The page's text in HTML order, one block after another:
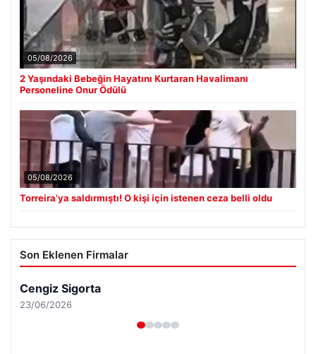
05/08/2026
2 Yaşındaki Bebeğin Hayatını Kurtaran Havalimanı
Personeline Onur Ödülü
05/08/2026
Torreira’ya saldırmıştı! O kişi için istenen ceza belli oldu
Son Eklenen Firmalar